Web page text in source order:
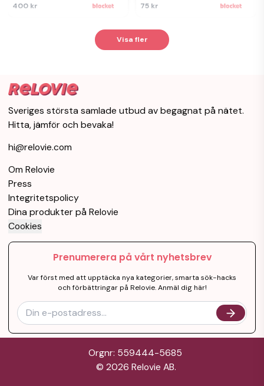
400 kr 75 kr
Visa fler
Sveriges största samlade utbud av begagnat på nätet.
Hitta, jämför och bevaka!
hi@relovie.com
Om Relovie
Press
Integritetspolicy
Dina produkter på Relovie
Cookies
Prenumerera på vårt nyhetsbrev
Var först med att upptäcka nya kategorier, smarta sök-hacks
och förbättringar på Relovie. Anmäl dig här!
Orgnr: 559444-5685
© 2026 Relovie AB.